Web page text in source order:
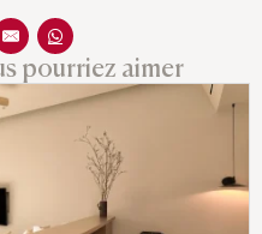
pourriez aimer